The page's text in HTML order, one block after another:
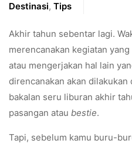
Destinasi, Tips
Akhir tahun sebentar lagi.
merencanakan kegiatan
atau mengerjakan hal lain
direncanakan akan dilakukan
bakalan seru liburan akhir
pasangan atau bestie.
Tapi, sebelum kamu buru-